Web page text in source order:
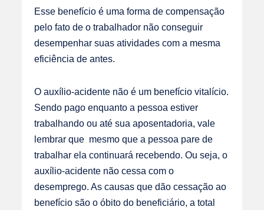
Esse benefício é uma forma de compensação
pelo fato de o trabalhador não conseguir
desempenhar suas atividades com a mesma
eficiência de antes.
O auxílio-acidente não é um benefício vitalício.
Sendo pago enquanto a pessoa estiver
trabalhando ou até sua aposentadoria, vale
lembrar que mesmo que a pessoa pare de
trabalhar ela continuará recebendo. Ou seja, o
auxílio-acidente não cessa com o
desemprego. As causas que dão cessação ao
benefício são o óbito do beneficiário, a total